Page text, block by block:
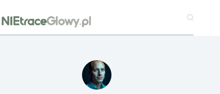
treści